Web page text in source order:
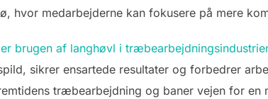
hvor medarbejderne kan fokusere på mere
brugen af langhøvl i
sikrer ensartede resultater og forbedrer
træbearbejdning og baner vejen for